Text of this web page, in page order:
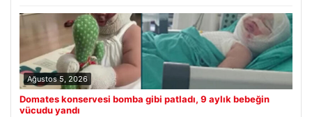
Ağustos 5, 2026
Domates konservesi bomba gibi patladı, 9 aylık bebeğin
vücudu yandı